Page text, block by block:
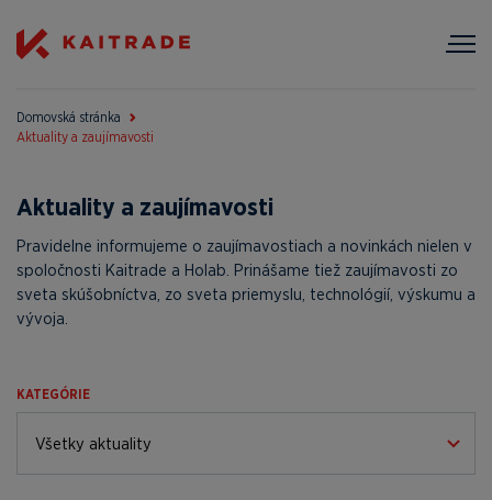
Domovská stránka
Aktuality a zaujímavosti
Aktuality a zaujímavosti
Pravidelne informujeme o zaujímavostiach a novinkách nielen v
spoločnosti Kaitrade a Holab. Prinášame tiež zaujímavosti zo
sveta skúšobníctva, zo sveta priemyslu, technológií, výskumu a
vývoja.
KATEGÓRIE